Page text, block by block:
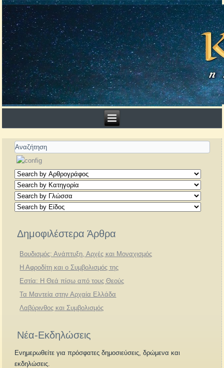
Δημοφιλέστερα Άρθρα
Βουδισμός: Ανάπτυξη, Αρχές και Μοναχισμός
Η Αφροδίτη και ο Συμβολισμός της
Εστία: Η Θεά πίσω από τους Θεούς
Τα Μαντεία στην Αρχαία Ελλάδα
Λαβύρινθος και Συμβολισμός
Νέα-Εκδηλώσεις
Ενημερωθείτε για πρόσφατες δημοσιεύσεις, δρώμενα και
εκδηλώσεις.